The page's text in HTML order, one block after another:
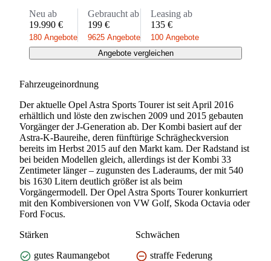
Neu ab
19.990 €
180 Angebote
Gebraucht ab
199 €
9625 Angebote
Leasing ab
135 €
100 Angebote
Angebote vergleichen
Fahrzeugeinordnung
Der aktuelle Opel Astra Sports Tourer ist seit April 2016
erhältlich und löste den zwischen 2009 und 2015 gebauten
Vorgänger der J-Generation ab. Der Kombi basiert auf der
Astra-K-Baureihe, deren fünftürige Schrägheckversion
bereits im Herbst 2015 auf den Markt kam. Der Radstand ist
bei beiden Modellen gleich, allerdings ist der Kombi 33
Zentimeter länger – zugunsten des Laderaums, der mit 540
bis 1630 Litern deutlich größer ist als beim
Vorgängermodell. Der Opel Astra Sports Tourer konkurriert
mit den Kombiversionen von VW Golf, Skoda Octavia oder
Ford Focus.
Stärken
gutes Raumangebot
Schwächen
straffe Federung